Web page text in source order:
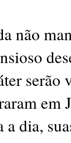
não
serão
em
a dia,